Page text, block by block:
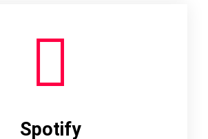
Spotify